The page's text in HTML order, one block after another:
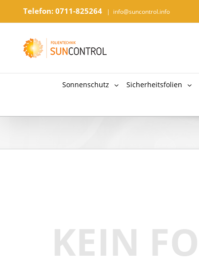
Telefon: 0711-825264 | info@suncontrol.info
Sonnenschutz Sicherheitsfolien